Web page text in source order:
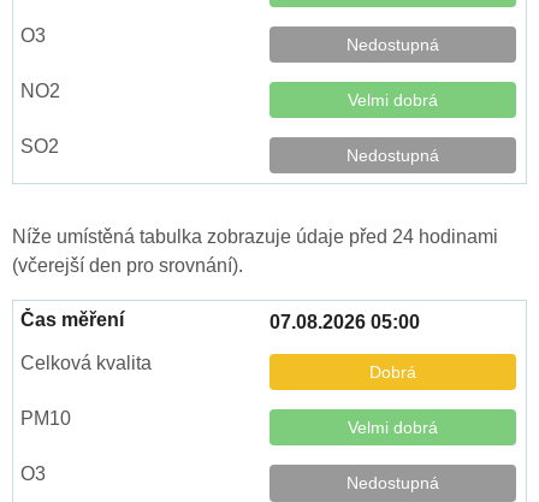
Nedostupná
Velmi dobrá
Nedostupná
Níže umístěná tabulka zobrazuje údaje před 24 hodinami
(včerejší den pro srovnání).
07.08.2026 05:00
Dobrá
Velmi dobrá
Nedostupná